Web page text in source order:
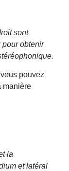
sont
pour obtenir
pouvez
manière
la
et latéral